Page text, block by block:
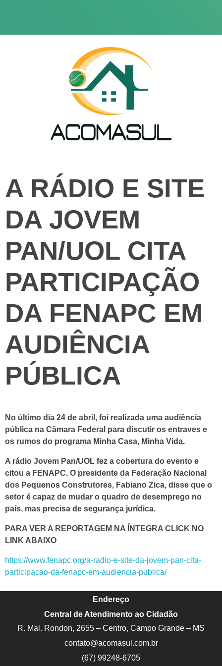
A RÁDIO E SITE
DA JOVEM
PAN/UOL CITA
PARTICIPAÇÃO
DA FENAPC EM
AUDIÊNCIA
PÚBLICA
No último dia 24 de abril, foi realizada uma audiência
pública na Câmara Federal para discutir os entraves e
os rumos do programa Minha Casa, Minha Vida.
A rádio Jovem Pan/UOL fez a cobertura do evento e
citou a FENAPC. O presidente da Federação Nacional
dos Pequenos Construtores, Fabiano Zica, disse que o
setor é capaz de mudar o quadro de desemprego no
país, mas precisa de segurança jurídica.
PARA VER A REPORTAGEM NA ÍNTEGRA CLICK NO
LINK ABAIXO
https://www.fenapc.org/a-radio-e-site-da-jovem-pan-cita-
participacao-da-fenapc-em-audiencia-publica/
Endereço
Central de Atendimento ao Cidadão
R. Mal. Rondon, 2655 – Centro, Campo Grande – MS
contato@acomasul.com.br
(67) 99248-6705